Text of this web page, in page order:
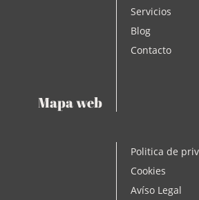
Mapa web
Servicios
Blog
Contacto
Politica de
Cookies
Avíso Legal